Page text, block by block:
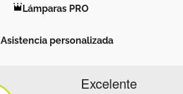
Lámparas PRO
Asistencia personalizada
Excelente